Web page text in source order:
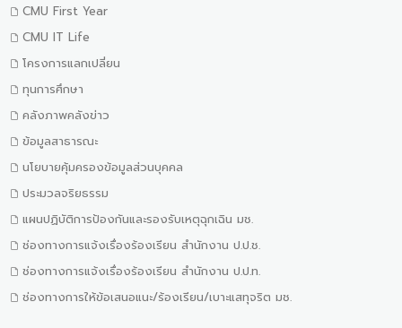
CMU First Year
CMU IT Life
โครงการแลกเปลี่ยน
ทุนการศึกษา
คลังภาพคลังข่าว
ข้อมูลสาธารณะ
นโยบายคุ้มครองข้อมูลส่วนบุคคล
ประมวลจริยธรรม
แผนปฏิบัติการป้องกันและรองรับเหตุฉุกเฉิน มช.
ช่องทางการแจ้งเรื่องร้องเรียน สำนักงาน ป.ป.ช.
ช่องทางการแจ้งเรื่องร้องเรียน สำนักงาน ป.ป.ท.
ช่องทางการให้ข้อเสนอแนะ/ร้องเรียน/เบาะแสทุจริต มช.